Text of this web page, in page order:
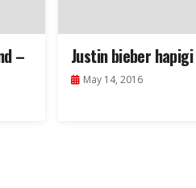
–
Justin bieber
May 14, 2016